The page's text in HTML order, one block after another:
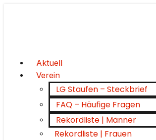
Aktuell
Verein
LG Staufen – Steckbrief
FAQ – Häufige Fragen
Rekordliste | Männer
Rekordliste | Frauen